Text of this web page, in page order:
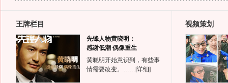
王牌栏目
先锋人物黄晓明：
感谢低潮 偶像重生
黄晓明开始意识到，有些事
情需要改变。…… [详细]
视频策划